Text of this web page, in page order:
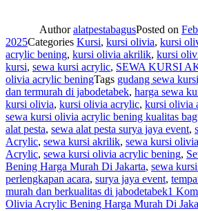
AuthoralatpestabagusPosted on
2025Categories Kursi, kursi olivia, kursi
acrylic bening, kursi olivia akrilik, kursi
kursi, sewa kursi acrylic, SEWA KURSI
olivia acrylic beningTags gudang sewa
dan termurah di jabodetabek, harga sewa
kursi olivia, kursi olivia acrylic, kursi olivia
sewa kursi olivia acrylic bening kualitas
alat pesta, sewa alat pesta surya jaya event,
Acrylic, sewa kursi akrilik, sewa kursi olivia
Acrylic, sewa kursi olivia acrylic bening,
Bening Harga Murah Di Jakarta, sewa
perlengkapan acara, surya jaya event,
murah dan berkualitas di jabodetabek1
Olivia Acrylic Bening Harga Murah Di